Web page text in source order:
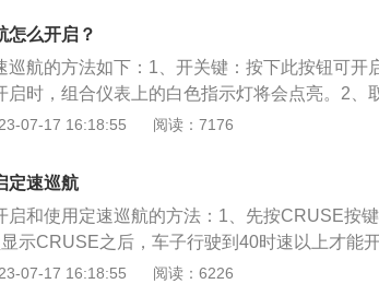
速巡航、蓝牙电话等按键，所以通过弧线的设计
，而且还和中控台的设计相对应。
怎么开启？
巡航的方法如下：1、开关键：按下此按钮可开
启时，组合仪表上的白色指示灯将会点亮。2、
控制，不会将存储器中的设置车速清除。3、
以用其增大车速。4、SET键：短按此按钮可设
航控制已启用，则可以用其减小车速。
07-17 16:18:55 阅读：7176
定速巡航
启和使用定速巡航的方法：1、先按CRUSE按键
示CRUSE之后，车子行驶到40时速以上才能
可以开启定速。3、加减速可以通过“+”“-”按键
07-17 16:18:55 阅读：6226